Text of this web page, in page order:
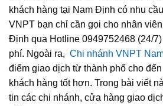
khách hàng tại Nam Định có nhu
VNPT bạn chỉ cần gọi cho nhân
Định qua Hotline 0949752468 (24/
phí. Ngoài ra, Chi nhánh VNPT
điểm giao dịch từ thành phố cho
khách hàng tốt hơn. Trong bài viết
tin các chi nhánh, cửa hàng giao